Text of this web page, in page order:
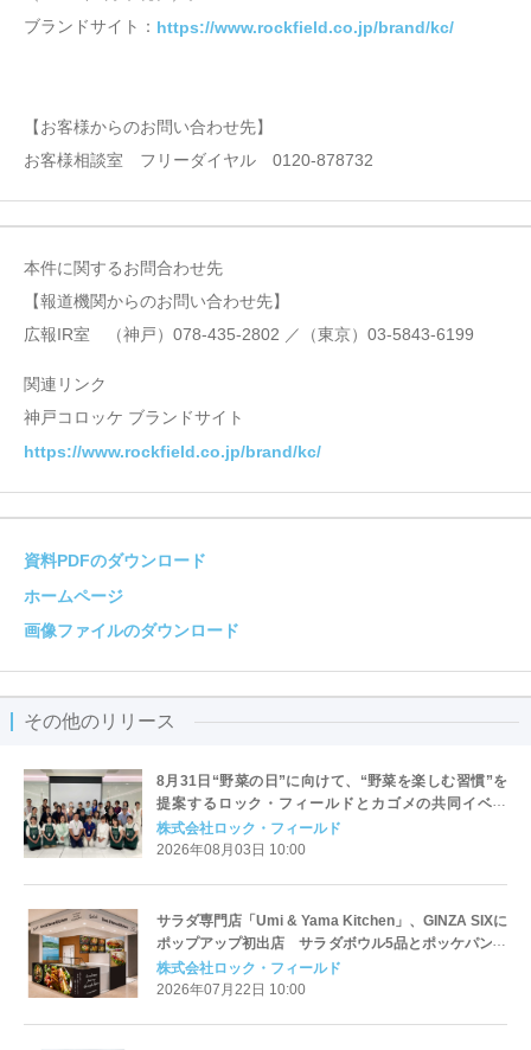
ブランドサイト： https://www.rockfield.co.jp/brand/kc/
【お客様からのお問い合わせ先】
お客様相談室 フリーダイヤル 0120-878732
本件に関するお問合わせ先
【報道機関からのお問い合わせ先】
広報IR室 （神戸）078-435-2802 ／（東京）03-5843-6199
関連リンク
神戸コロッケ ブランドサイト
https://www.rockfield.co.jp/brand/kc/
資料PDFのダウンロード
ホームページ
画像ファイルのダウンロード
その他のリリース
8月31日“野菜の日”に向けて、“野菜を楽しむ習慣”を
提案するロック・フィールドとカゴメの共同イベン
ト 「野菜の力を、おいしく知る日。」を開催しまし
た
株式会社ロック・フィールド
2026年08月03日 10:00
サラダ専門店「Umi & Yama Kitchen」、GINZA SIXに
ポップアップ初出店 サラダボウル5品とポッケパンサ
ラダ3品を展開、GINZA SIX限定メニューもラインアッ
プ
株式会社ロック・フィールド
2026年07月22日 10:00